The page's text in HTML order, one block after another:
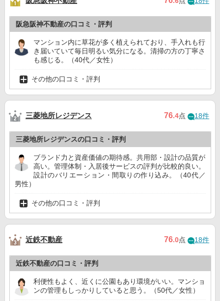
阪急阪神不動産の口コミ・評判
マンション内に草花が多く植えられており、手入れも行
き届いていて毎日明るい気分になる。清掃の方の丁寧さ
も感じる。（40代／女性）
その他の口コミ・評判
三菱地所レジデンス 76.4点 18件
三菱地所レジデンスの口コミ・評判
ブランド力と資産価値の期待感。共用部・設計の品質が
高い。管理体制・入居後サービスの評判が比較的良い。
設計のバリエーション・間取りの作り込み。（40代／
男性）
その他の口コミ・評判
近鉄不動産 76.0点 18件
近鉄不動産の口コミ・評判
利便性もよく、近くに公園もあり環境がいい。マンショ
ンの管理もしっかりしていると思う。（50代／女性）